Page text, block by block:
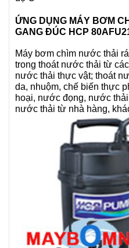
ỨNG DỤNG MÁY BƠM
GANG ĐÚC HCP
Máy bơm chìm nước thải
trong thoát nước thải từ
nước thải thực vật; thoát
da, nhuộm, chế biến thực
hoại, nước đọng, nước
nước thải từ nhà hàng,